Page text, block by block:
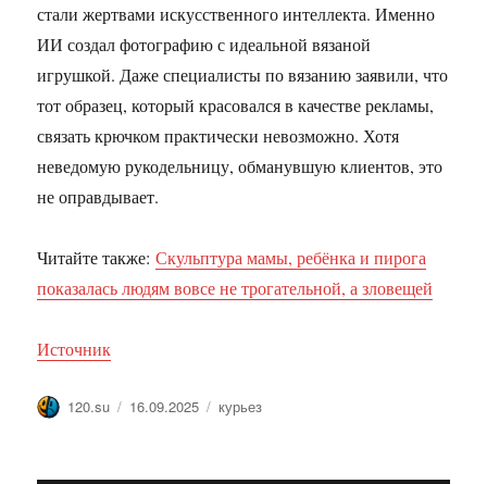
стали жертвами искусственного интеллекта. Именно
ИИ создал фотографию с идеальной вязаной
игрушкой. Даже специалисты по вязанию заявили, что
тот образец, который красовался в качестве рекламы,
связать крючком практически невозможно. Хотя
неведомую рукодельницу, обманувшую клиентов, это
не оправдывает.
Читайте также:Скульптура мамы, ребёнка и пирога
показалась людям вовсе не трогательной, а зловещей
Источник
Автор
120.su Опубликовано
16.09.2025 Метки
курьез